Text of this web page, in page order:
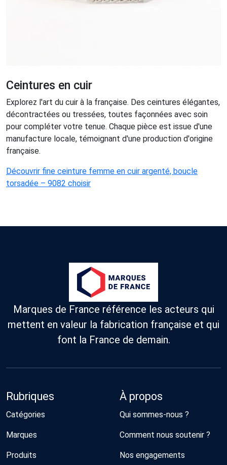
Ceintures en cuir
Explorez l'art du cuir à la française. Des ceintures élégantes,
décontractées ou tressées, toutes façonnées avec soin
pour compléter votre tenue. Chaque pièce est issue d'une
manufacture locale, témoignant d'une production d'origine
française.
Découvrir fine ceinture femme en cuir argenté, boucle
torsadée – 9082 choisir
Marques de France référence les acteurs qui
mettent en valeur la fabrication française et qui
font la France de demain.
Rubriques
Catégories
Marques
Produits
À propos
Qui sommes-nous ?
Comment nous soutenir ?
Nos engagements